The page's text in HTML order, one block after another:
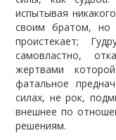
испытывая
своим братом, но
проистекает;
самовластно,
жертвами
фатальное
силах, не рок,
внешнее по
решениям.